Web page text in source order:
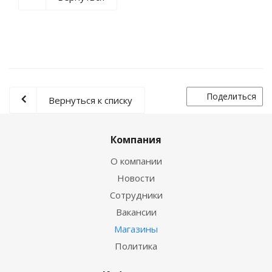
Поделиться
Вернуться к списку
Компания
О компании
Новости
Сотрудники
Вакансии
Магазины
Политика